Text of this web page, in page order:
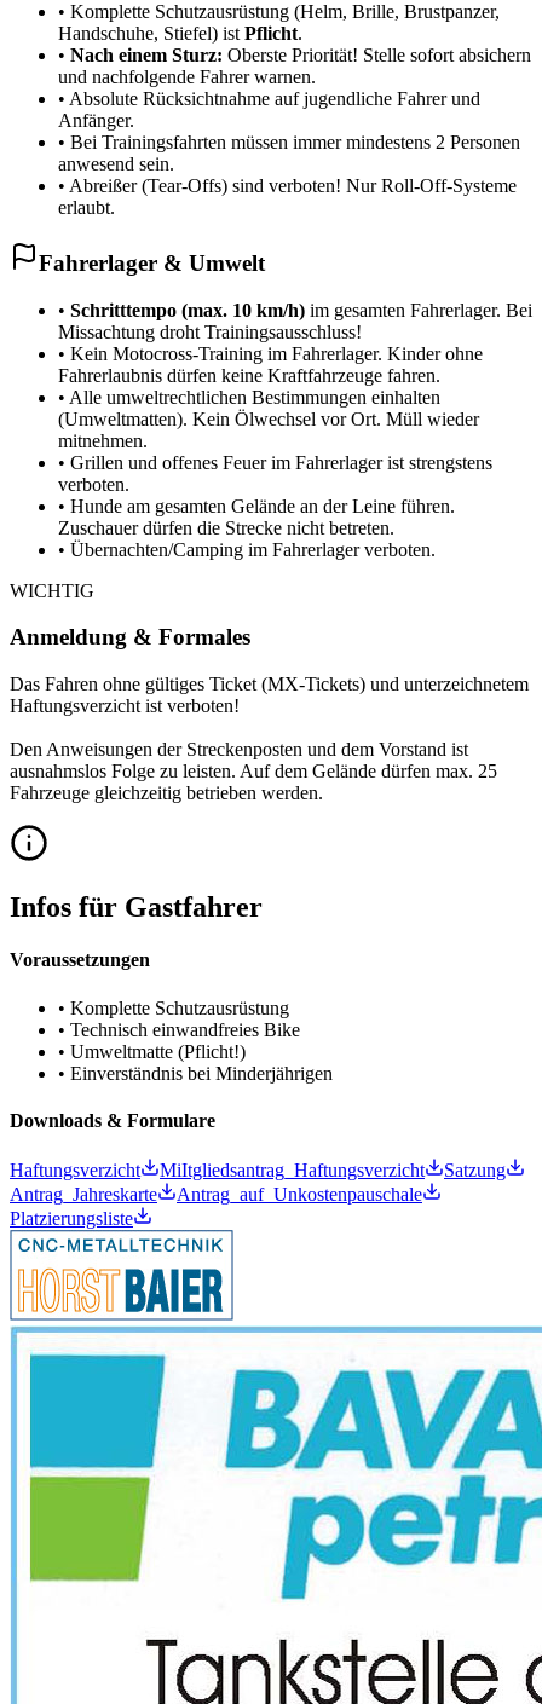
• Komplette Schutzausrüstung (Helm, Brille, Brustpanzer,
Handschuhe, Stiefel) ist Pflicht.
• Nach einem Sturz: Oberste Priorität! Stelle sofort absichern
und nachfolgende Fahrer warnen.
• Absolute Rücksichtnahme auf jugendliche Fahrer und
Anfänger.
• Bei Trainingsfahrten müssen immer mindestens 2 Personen
anwesend sein.
• Abreißer (Tear-Offs) sind verboten! Nur Roll-Off-Systeme
erlaubt.
Fahrerlager & Umwelt
• Schritttempo (max. 10 km/h) im gesamten Fahrerlager. Bei
Missachtung droht Trainingsausschluss!
• Kein Motocross-Training im Fahrerlager. Kinder ohne
Fahrerlaubnis dürfen keine Kraftfahrzeuge fahren.
• Alle umweltrechtlichen Bestimmungen einhalten
(Umweltmatten). Kein Ölwechsel vor Ort. Müll wieder
mitnehmen.
• Grillen und offenes Feuer im Fahrerlager ist strengstens
verboten.
• Hunde am gesamten Gelände an der Leine führen.
Zuschauer dürfen die Strecke nicht betreten.
• Übernachten/Camping im Fahrerlager verboten.
WICHTIG
Anmeldung & Formales
Das Fahren ohne gültiges Ticket (MX-Tickets) und unterzeichnetem
Haftungsverzicht ist verboten!
Den Anweisungen der Streckenposten und dem Vorstand ist
ausnahmslos Folge zu leisten. Auf dem Gelände dürfen max. 25
Fahrzeuge gleichzeitig betrieben werden.
Infos für Gastfahrer
Voraussetzungen
• Komplette Schutzausrüstung
• Technisch einwandfreies Bike
• Umweltmatte (Pflicht!)
• Einverständnis bei Minderjährigen
Downloads & Formulare
Haftungsverzicht MiItgliedsantrag_Haftungsverzicht
Satzung
Antrag_Jahreskarte
Antrag_auf_Unkostenpauschale
Platzierungsliste